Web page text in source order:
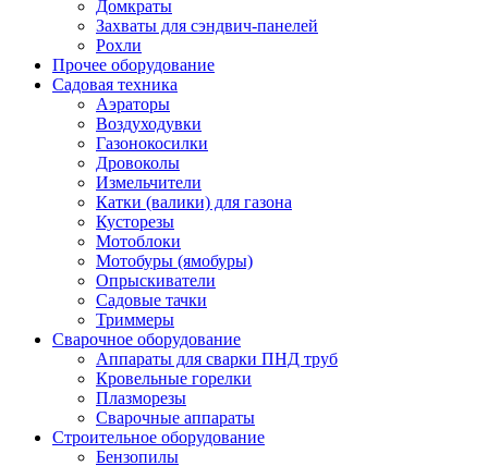
Домкраты
Захваты для сэндвич-панелей
Рохли
Прочее оборудование
Садовая техника
Аэраторы
Воздуходувки
Газонокосилки
Дровоколы
Измельчители
Катки (валики) для газона
Кусторезы
Мотоблоки
Мотобуры (ямобуры)
Опрыскиватели
Садовые тачки
Триммеры
Сварочное оборудование
Аппараты для сварки ПНД труб
Кровельные горелки
Плазморезы
Сварочные аппараты
Строительное оборудование
Бензопилы